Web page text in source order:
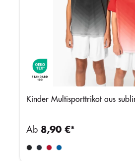
Kinder Multisporttrikot aus
Ab 8,90 €*